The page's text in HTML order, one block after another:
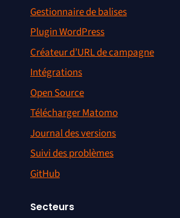
Gestionnaire de balises
Plugin WordPress
Créateur d’URL de campagne
Intégrations
Open Source
Télécharger Matomo
Journal des versions
Suivi des problèmes
GitHub
Secteurs